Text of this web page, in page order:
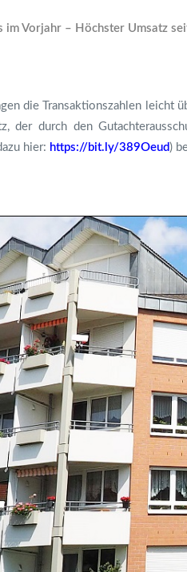
im Vorjahr – Höchster Umsatz
die Transaktionszahlen leicht
der durch den
hier: https://bit.ly/389Oeud )